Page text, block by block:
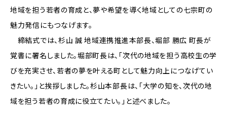
地域を担う若者の育成と、夢や希望を導く地域としての七宗町の
魅力発信にもつなげます。
締結式では、杉山 誠 地域連携推進本部長、堀部 勝広 町長が
覚書に署名しました。堀部町長は、「次代の地域を担う高校生の学
びを充実させ、若者の夢を叶える町として魅力向上につなげてい
きたい。」と挨拶しました。杉山本部長は、「大学の知を、次代の地
域を担う若者の育成に役立てたい。」と述べました。